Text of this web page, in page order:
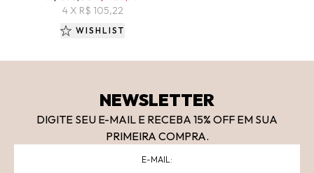
4 X R$ 105,22
WISHLIST
NEWSLETTER
DIGITE SEU E-MAIL E RECEBA 15% OFF EM SUA
PRIMEIRA COMPRA.